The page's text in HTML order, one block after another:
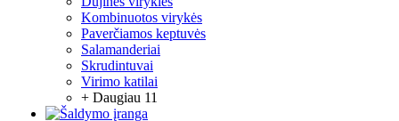
Kombinuotos virykės
Paverčiamos keptuvės
Salamanderiai
Skrudintuvai
Virimo katilai
+ Daugiau 11